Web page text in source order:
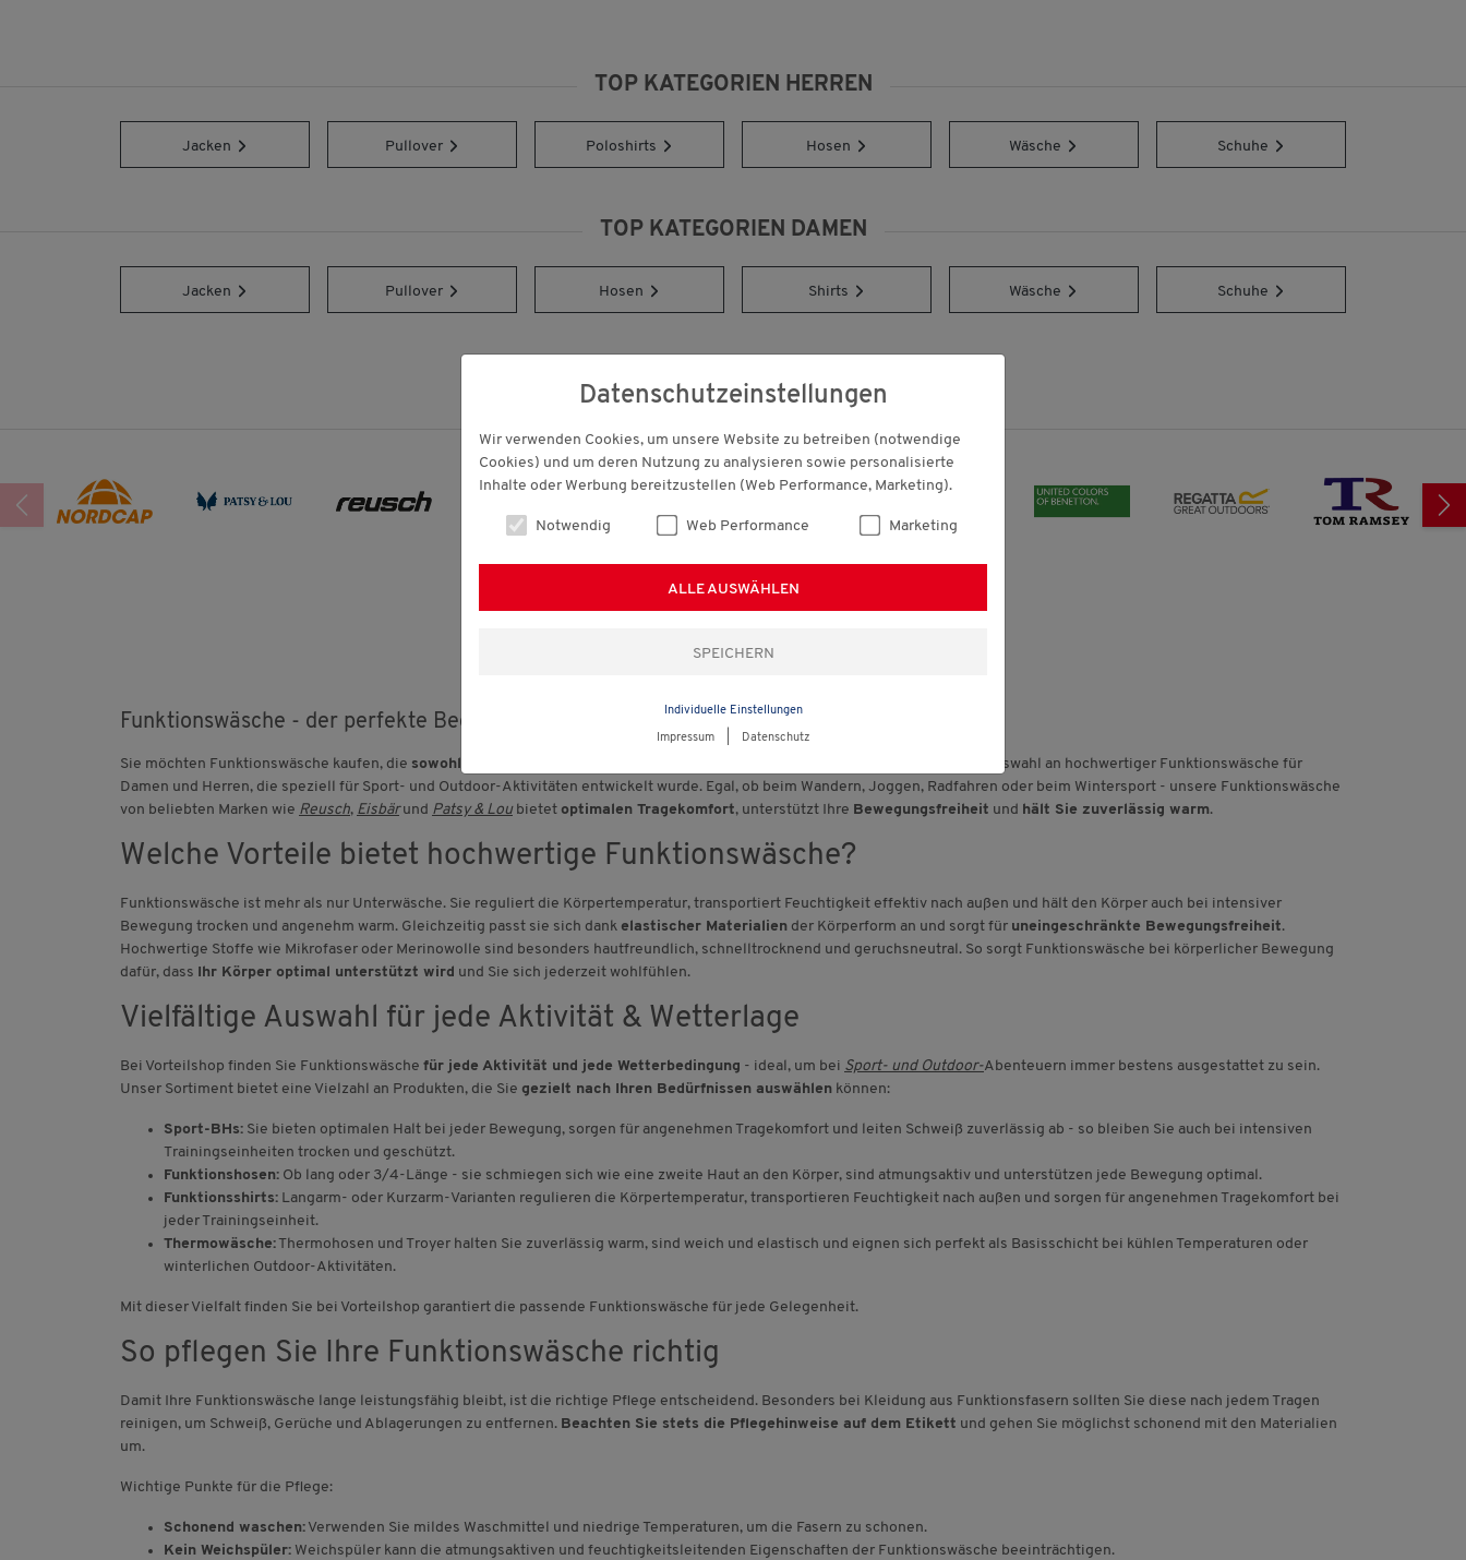
TOP KATEGORIEN HERREN
Jacken Pullover Poloshirts Hosen Wäsche Schuhe
TOP KATEGORIEN DAMEN
Jacken Pullover Hosen Shirts Wäsche Schuhe
ALLE MARKEN ENTDECKEN
Funktionswäsche - der perfekte Begleiter für Sport und Outdoor
Sie möchten Funktionswäsche kaufen, die sowohl bequem als auch leistungsstark
ist? Bei Vorteilshop finden Sie eine große Auswahl an hochwertiger Funktionswäsche für
Damen und Herren, die speziell für Sport- und Outdoor-Aktivitäten entwickelt wurde. Egal, ob beim Wandern, Joggen, Radfahren oder beim Wintersport - unsere Funktionswäsche
von beliebten Marken wie Reusch, Eisbärund Patsy & Loubietet optimalen Tragekomfort, unterstützt Ihre Bewegungsfreiheit und hält Sie zuverlässig warm.
Welche Vorteile bietet hochwertige Funktionswäsche?
Funktionswäsche ist mehr als nur Unterwäsche. Sie reguliert die Körpertemperatur, transportiert Feuchtigkeit effektiv nach außen und hält den Körper auch bei intensiver
Bewegung trocken und angenehm warm. Gleichzeitig passt sie sich dank elastischer Materialien der Körperform an und sorgt für uneingeschränkte Bewegungsfreiheit.
Hochwertige Stoffe wie Mikrofaser oder Merinowolle sind besonders hautfreundlich, schnelltrocknend und geruchsneutral. So sorgt Funktionswäsche bei körperlicher Bewegung
dafür, dass Ihr Körper optimal unterstützt wird und Sie sich jederzeit wohlfühlen.
Vielfältige Auswahl für jede Aktivität & Wetterlage
Bei Vorteilshop finden Sie Funktionswäsche für jede Aktivität und jede Wetterbedingung - ideal, um bei Sport- und Outdoor-Abenteuern immer bestens ausgestattet zu sein.
Unser Sortiment bietet eine Vielzahl an Produkten, die Sie gezielt nach Ihren Bedürfnissen auswählen können:
Sport-BHs: Sie bieten optimalen Halt bei jeder Bewegung, sorgen für angenehmen Tragekomfort und leiten Schweiß zuverlässig ab - so bleiben Sie auch bei intensiven
Trainingseinheiten trocken und geschützt.
Funktionshosen: Ob lang oder 3/4-Länge - sie schmiegen sich wie eine zweite Haut an den Körper, sind atmungsaktiv und unterstützen jede Bewegung optimal.
Funktionsshirts: Langarm- oder Kurzarm-Varianten regulieren die Körpertemperatur, transportieren Feuchtigkeit nach außen und sorgen für angenehmen Tragekomfort bei
jeder Trainingseinheit.
Thermowäsche: Thermohosen und Troyer halten Sie zuverlässig warm, sind weich und elastisch und eignen sich perfekt als Basisschicht bei kühlen Temperaturen oder
winterlichen Outdoor-Aktivitäten.
Mit dieser Vielfalt finden Sie bei Vorteilshop garantiert die passende Funktionswäsche für jede Gelegenheit.
So pflegen Sie Ihre Funktionswäsche richtig
Damit Ihre Funktionswäsche lange leistungsfähig bleibt, ist die richtige Pflege entscheidend. Besonders bei Kleidung aus Funktionsfasern sollten Sie diese nach jedem Tragen
reinigen, um Schweiß, Gerüche und Ablagerungen zu entfernen. Beachten Sie stets die Pflegehinweise auf dem Etikett und gehen Sie möglichst schonend mit den Materialien
um.
Wichtige Punkte für die Pflege:
Schonend waschen: Verwenden Sie mildes Waschmittel und niedrige Temperaturen, um die Fasern zu schonen.
Kein Weichspüler: Weichspüler kann die atmungsaktiven und feuchtigkeitsleitenden Eigenschaften der Funktionswäsche beeinträchtigen.
Datenschutzeinstellungen
Wir verwenden Cookies, um unsere Website zu betreiben (notwendige
Cookies) und um deren Nutzung zu analysieren sowie personalisierte
Inhalte oder Werbung bereitzustellen (Web Performance, Marketing).
Notwendig Web Performance Marketing
ALLE AUSWÄHLEN
Individuelle Einstellungen
Impressum Datenschutz